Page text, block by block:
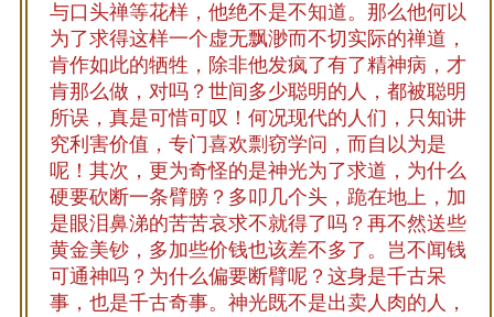
与口头禅等花样，他绝不是不知道。那么他何以
为了求得这样一个虚无飘渺而不切实际的禅道，
肯作如此的牺牲，除非他发疯了有了精神病，才
肯那么做，对吗？世间多少聪明的人，都被聪明
所误，真是可惜可叹！何况现代的人们，只知讲
究利害价值，专门喜欢剽窃学问，而自以为是
呢！其次，更为奇怪的是神光为了求道，为什么
硬要砍断一条臂膀？多叩几个头，跪在地上，加
是眼泪鼻涕的苦苦哀求不就得了吗？再不然送些
黄金美钞，多加些价钱也该差不多了。岂不闻钱
可通神吗？为什么偏要断臂呢？这身是千古呆
事，也是千古奇事。神光既不是出卖人肉的人，